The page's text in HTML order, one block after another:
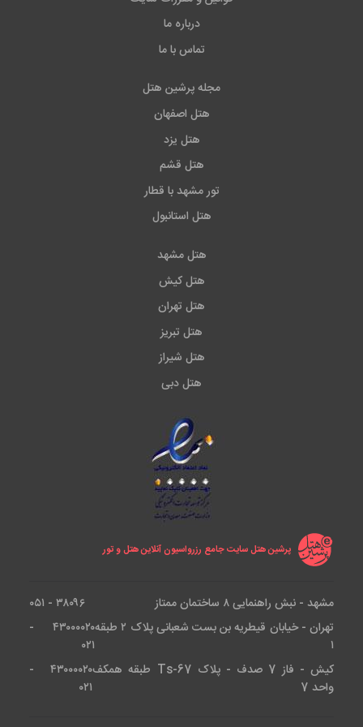
رزرو تور
وهتل دبی خدمات دیگری نیزدرباره ما
تماس با ما
مجله پرشین هتل
هتل اصفهان
هتل یزد
هتل قشم
تور مشهد با قطار
هتل استانبول
هتل مشهد
هتل کیش
هتل تهران
هتل تبریز
هتل شیراز
هتل دبی
پرشین هتل سایت جامع رزرواسیون آنلاین هتل و تور
مشهد - نبش راهنمایی ۸ ساختمان ممتاز
۳۸۰۹۶ - ۰۵۱
تهران - خیابان قیطریه بن بست شعبانی پلاک ۲ طبقه
۱
۴۳۰۰۰۰۲۰ -
۰۲۱
کیش - فاز 7 صدف - پلاک Ts-67 طبقه همکف
واحد 7
۴۳۰۰۰۰۲۰ -
۰۲۱